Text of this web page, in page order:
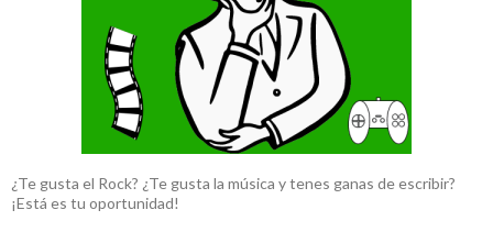
¿Te gusta el Rock? ¿Te gusta la música y tenes ganas de escribir?
¡Está es tu oportunidad!